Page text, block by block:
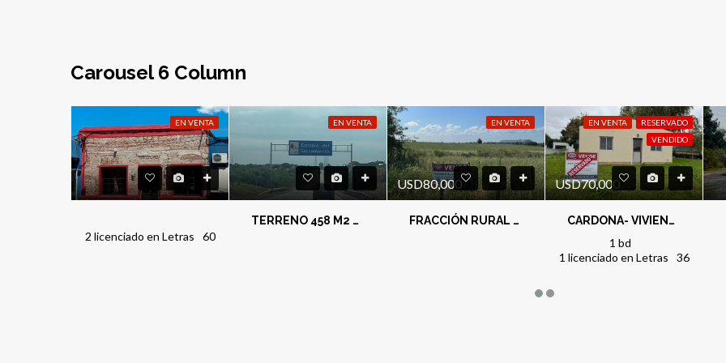
Carousel 6 Column
EN VENTA
2 licenciado en Letras 60
EN VENTA
TERRENO 458 M2 – COLONIA DEL SACRAMENTO
EN VENTA
USD80,000
FRACCIÓN RURAL EN LAS CERCANIAS DE LA CIUDAD
EN VENTA
RESERVADO
VENDIDO
USD70,000
CARDONA- VIVIENDA 1 DORMITORIO
1 bd
1 licenciado en Letras
36